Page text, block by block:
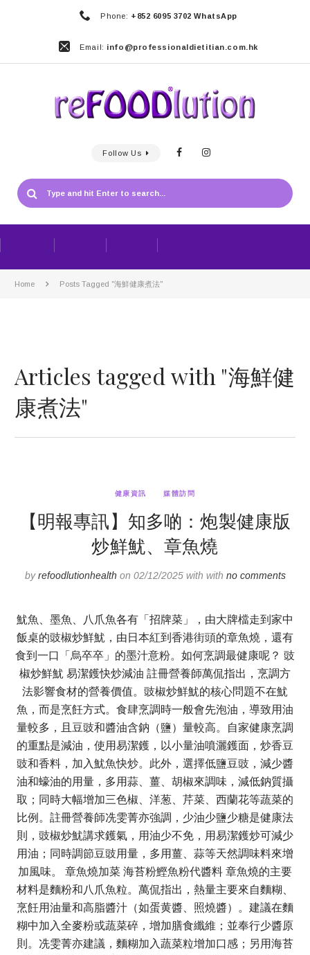
Phone: +852 6095 3702 WhatsApp
Email: info@professionaldietitian.com.hk
Follow Us
Home Posts Tagged "海鮮健康煮法"
Articles tagged with "海鮮健
康煮法"
健康資訊 媒體訪問
【明報專訊】知多啲：炮製健康版
炒鮮魷、章魚燒
byrefoodlutionhealth on 02/12/2025 with with no comments
魷魚、墨魚、八爪魚各有「招牌菜」，由大牌檔走到家中
飯桌的豉椒炒鮮魷，由日本紅到香港街頭的章魚燒，還有
食到一口「烏卒卒」的墨汁意粉。如何烹調最健康呢？ 豉
椒炒鮮魷 易潔鑊快炒減油 註冊營養師萬侃指出，烹調方
法影響食材的營養價值。豉椒炒鮮魷的核心問題不在魷
魚，而是烹飪方式。食肆烹調時一般會先泡油，導致用油
量較多，且豆豉和醬油含鈉（鹽）量較高。自家健康烹調
的重點是減油，使用易潔鑊，以小量油噴灑鑊面，炒香豆
豉和香料，加入魷魚快炒。此外，選擇低鹽豆豉，減少醬
油和蠔油的用量，多用蒜、薑、胡椒來調味，減低鈉質攝
取；同時大幅增加三色椒、洋葱、芹菜、西蘭花等蔬菜的
比例。註冊營養師冼雯菁亦強調，少油少鹽少糖是健康法
則，豉椒炒魷講求鑊氣，用油少不免，用易潔鑊炒可減少
用油；同時調節豆豉用量，多用薑、蒜等天然調味料來增
加風味。 章魚燒加菜 海苔粉鰹魚粉代醬料 章魚燒的主要
材料是麵粉和八爪魚粒。萬侃指出，熱量主要來自麵糊、
烹飪用油量和高脂醬汁（如蛋黄醬、照燒醬）。建議在麵
糊中加入全麥粉或蔬菜碎，增加膳食纖維；並奉行少醬原
則。冼雯菁亦建議，麵糊加入蔬菜粒增加口感；另用海苔